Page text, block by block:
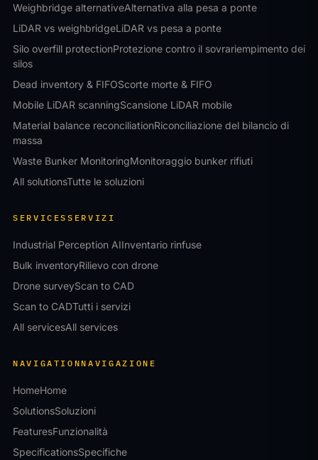
Weighbridge alternativeAlternativa alla pesa a ponte
LiDAR vs weighbridgeLiDAR vs pesa a ponte
Silo overfill protectionProtezione contro il sovrariempimento dei
silos
Dead inventory & FIFOScorte morte & FIFO
Mobile LiDAR scanningScansione LiDAR mobile
Material balance reconciliationRiconciliazione del bilancio di
massa
Waste Bunker MonitoringMonitoraggio bunker rifiuti
All solutionsTutte le soluzioni
SERVICESSERVIZI
Industrial Perception AIInventario rinfuse
Bulk inventoryRilievo con drone
Drone surveyScan to CAD
Scan to CADTutti i servizi
All servicesAll services
NAVIGATIONNAVIGAZIONE
HomeHome
SolutionsSoluzioni
FeaturesFunzionalità
SpecificationsSpecifiche